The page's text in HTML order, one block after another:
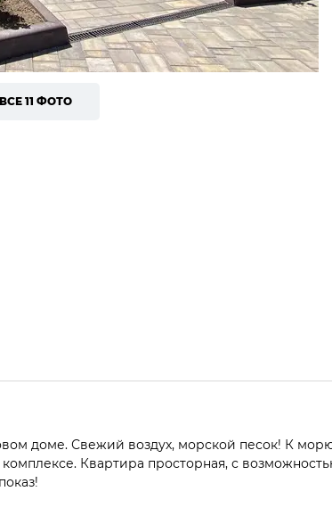
11 ФОТО
доме. Свежий воздух, морской песок! К
Квартира просторная, с